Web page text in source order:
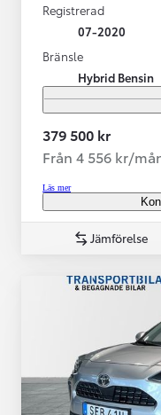
Registrerad
07-2020
Bränsle
Hybrid Bensin
379 500 kr
Från 4 556 kr/
Läs mer
Jämförelse